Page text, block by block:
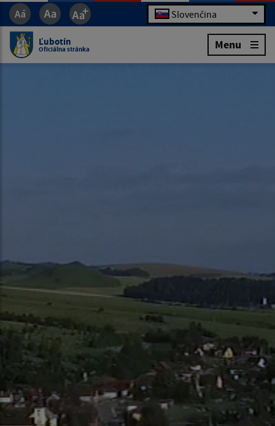
Slovenčina
Ľubotín
Oficiálna stránka Menu